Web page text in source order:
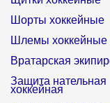
Шорты хоккейные
Шлемы хоккейные
Вратарская
Защита нательная
хоккейная